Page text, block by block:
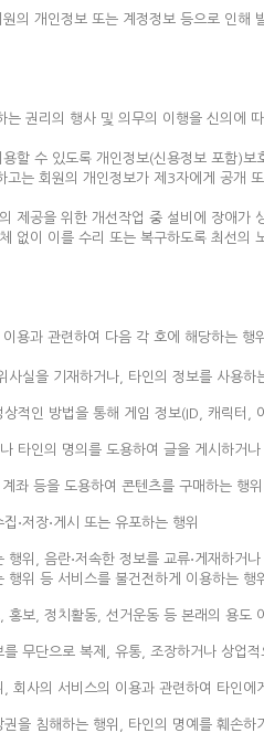
의 개인정보 또는 계정정보 등으로 인해
권리의 행사 및 의무의 이행을 신의에
할 수 있도록 개인정보(신용정보 포함)
고는 회원의 개인정보가 제3자에게 공개
제공을 위한 개선작업 중 설비에 장애가
없이 이를 수리 또는 복구하도록 최선의
용과 관련하여 다음 각 호에 해당하는 행
사실을 기재하거나, 타인의 정보를 사용하
적인 방법을 통해 게임 정보(ID, 캐릭터
타인의 명의를 도용하여 글을 게시하거
좌 등을 도용하여 콘텐츠를 구매하는 행
⋅저장⋅게시 또는 유포하는 행위
위, 음란⋅저속한 정보를 교류⋅게재하거
행위 등 서비스를 불건전하게 이용하는 행
홍보, 정치활동, 선거운동 등 본래의 용도
무단으로 복제, 유통, 조장하거나 상업
회사의 서비스의 이용과 관련하여 타인에
을 침해하는 행위, 타인의 명예를 훼손하